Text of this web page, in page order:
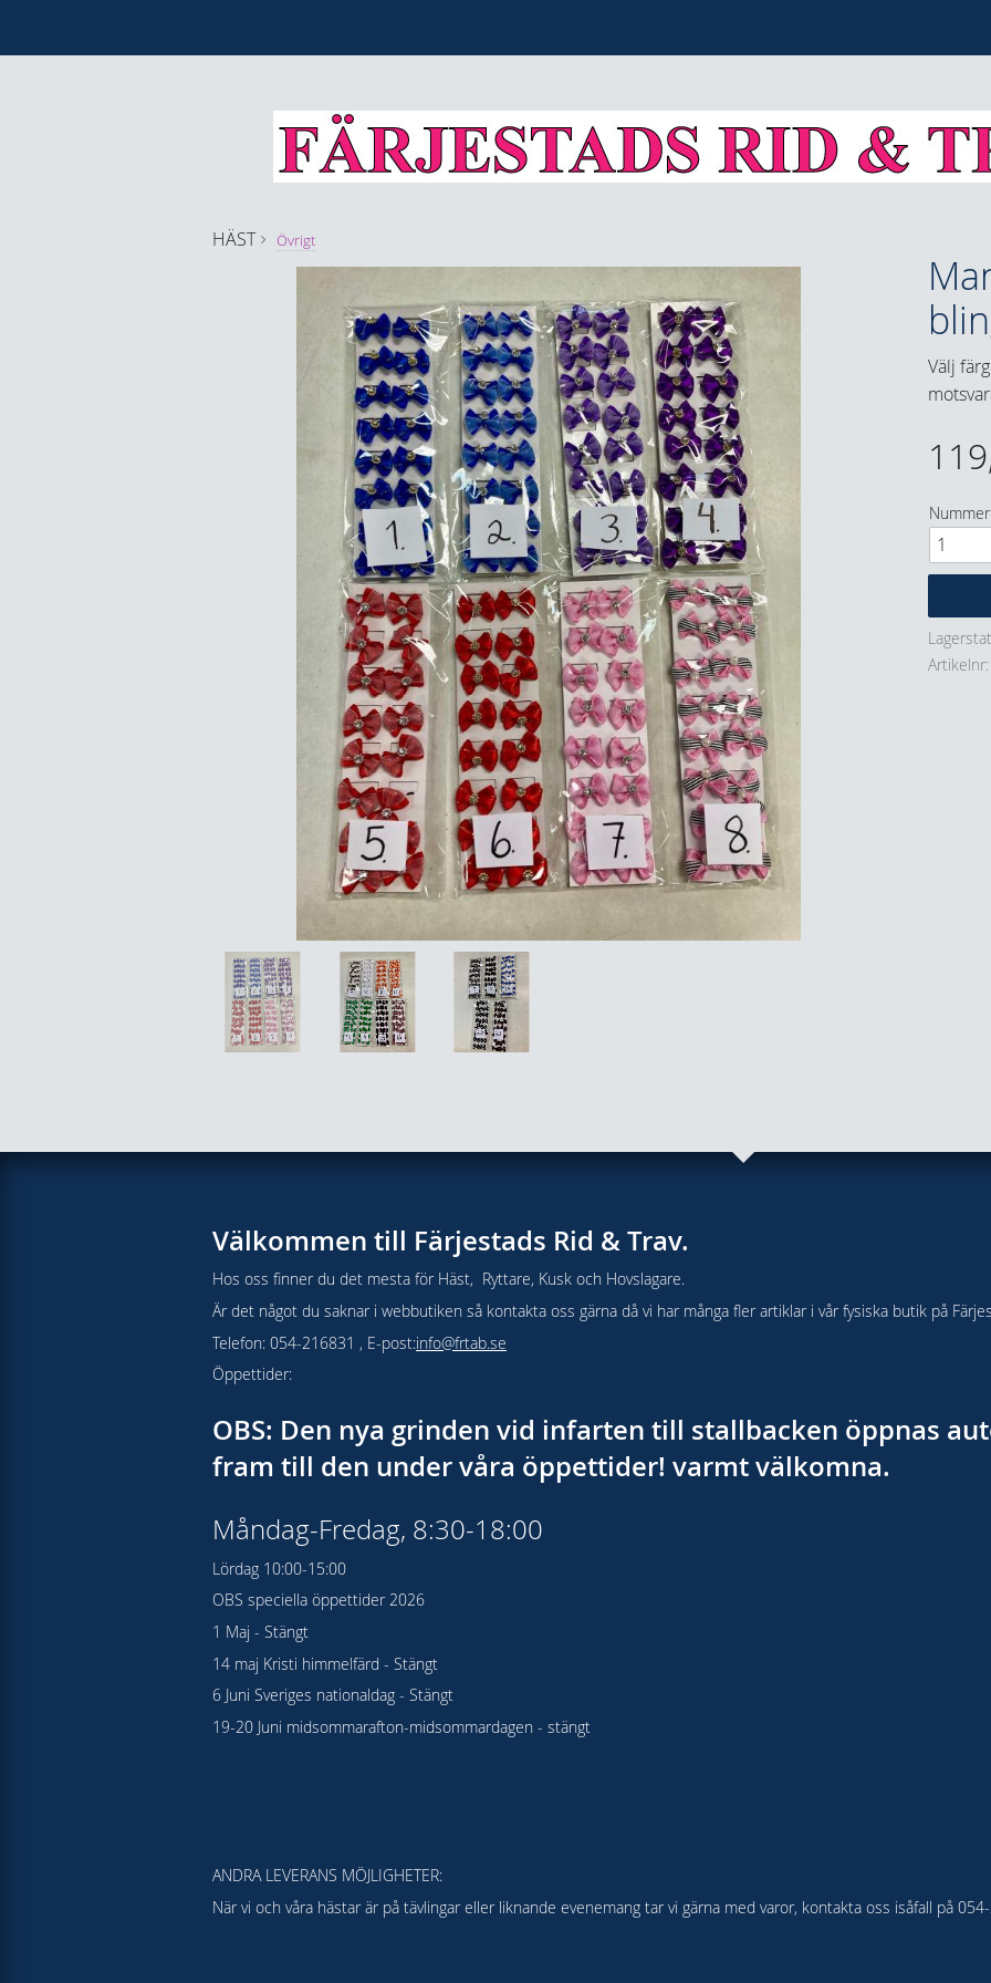
HÄST Övrigt
Välj
Nummer
Artikelnr
Välkommen till Färjestads Rid & Trav.
Hos oss finner du det mesta för Häst, Ryttare, Kusk och Hovslagare.
Är det något du saknar i webbutiken så kontakta oss gärna då vi har många fler artiklar i vår fysiska butik på
Telefon: 054-216831 , E-post:info@frtab.se
Öppettider:
OBS: Den nya grinden vid infarten till stallbacken öppnas
fram till den under våra öppettider! varmt välkomna.
Måndag-Fredag, 8:30-18:00
Lördag 10:00-15:00
OBS speciella öppettider 2026
1 Maj - Stängt
14 maj Kristi himmelfärd - Stängt
6 Juni Sveriges nationaldag - Stängt
19-20 Juni midsommarafton-midsommardagen - stängt
ANDRA LEVERANS MÖJLIGHETER:
När vi och våra hästar är på tävlingar eller liknande evenemang tar vi gärna med varor, kontakta oss isåfall på